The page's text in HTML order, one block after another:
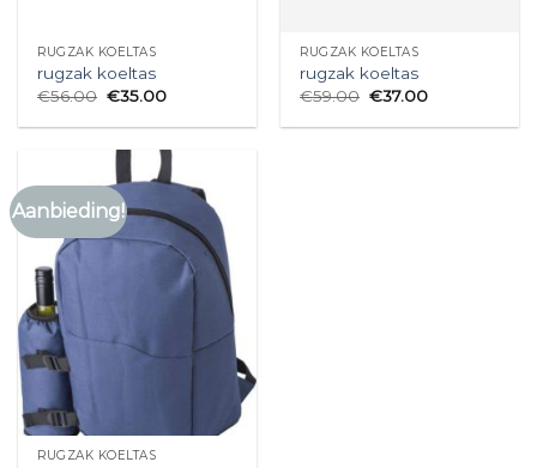
RUGZAK KOELTAS
rugzak koeltas
€56.00 €35.00
RUGZAK KOELTAS
rugzak koeltas
€59.00 €37.00
Aanbieding!
RUGZAK KOELTAS